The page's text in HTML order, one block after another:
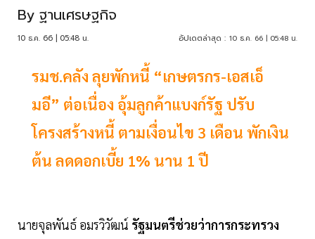
By ฐานเศรษฐกิจ
10 ธ.ค. 66 | 05:48 น. อัปเดตล่าสุด : 10 ธ.ค. 66 | 05:48 น.
รมช.คลัง ลุยพักหนี้ “เกษตรกร-เอสเอ็
มอี” ต่อเนื่อง อุ้มลูกค้าแบงก์รัฐ ปรับ
โครงสร้างหนี้ ตามเงื่อนไข 3 เดือน พักเงิน
ต้น ลดดอกเบี้ย 1% นาน 1 ปี
นายจุลพันธ์ อมรวิวัฒน์ รัฐมนตรีช่วยว่าการกระทรวง